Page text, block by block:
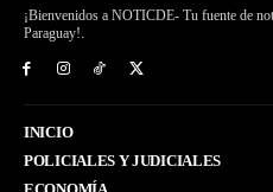
¡Bienvenidos a NOTICDE- Tu fuente de
Paraguay!.
INICIO
POLICIALES Y JUDICIALES